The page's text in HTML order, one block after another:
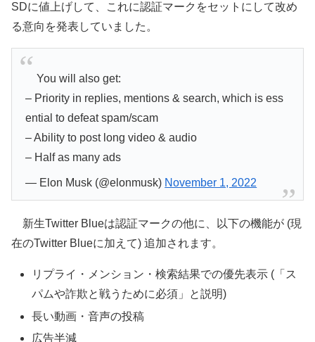
SDに値上げして、これに認証マークをセットにして改め
る意向を発表していました。
You will also get:
– Priority in replies, mentions & search, which is ess
ential to defeat spam/scam
– Ability to post long video & audio
– Half as many ads
— Elon Musk (@elonmusk) November 1, 2022
新生Twitter Blueは認証マークの他に、以下の機能が (現
在のTwitter Blueに加えて) 追加されます。
リプライ・メンション・検索結果での優先表示 (「ス
パムや詐欺と戦うために必須」と説明)
長い動画・音声の投稿
広告半減